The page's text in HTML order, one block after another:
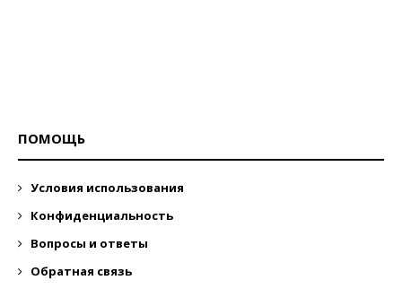
ПОМОЩЬ
Условия использования
Конфиденциальность
Вопросы и ответы
Обратная связь